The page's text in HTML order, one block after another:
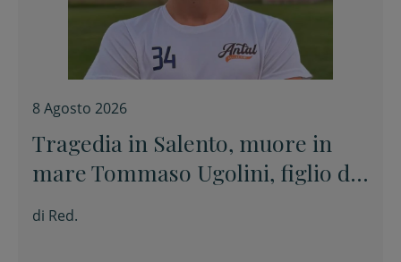
8 Agosto 2026
Tragedia in Salento, muore in
mare Tommaso Ugolini, figlio del
primario di Chirurgia e nipote
della consigliera regionale
di Red.